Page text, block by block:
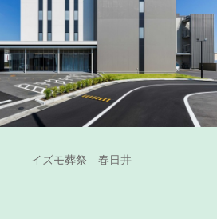
イズモ葬祭 春日井